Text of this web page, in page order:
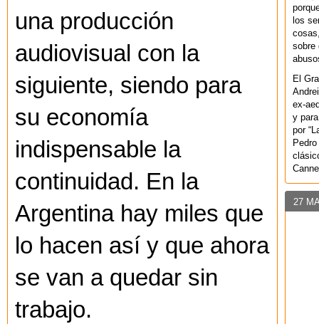
una producción
audiovisual con la
siguiente, siendo para
su economía
indispensable la
continuidad. En la
Argentina hay miles que
lo hacen así y que ahora
se van a quedar sin
trabajo.
los
sobre
El
ex-
y
por
27